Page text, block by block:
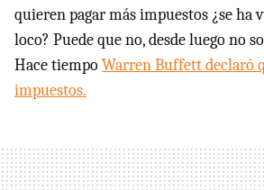
quieren pagar más impuestos ¿se ha
loco? Puede que no, desde luego no
Hace tiempoWarren Buffett declaró
impuestos.